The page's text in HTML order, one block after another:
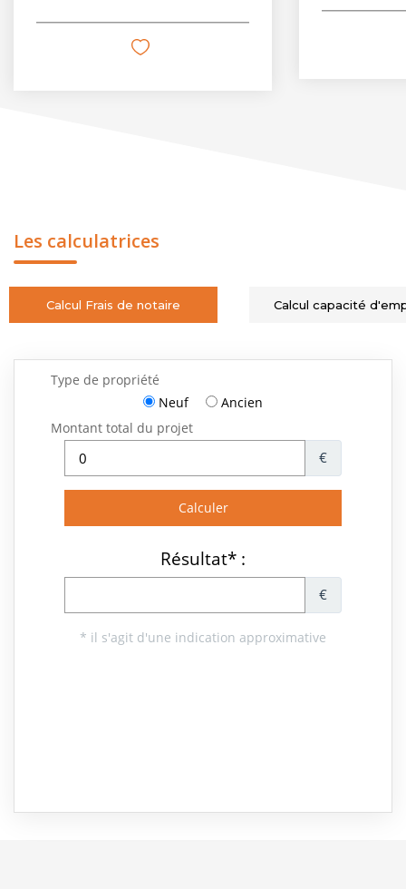
Les calculatrices
Calcul Frais de notaire Calcul capacité